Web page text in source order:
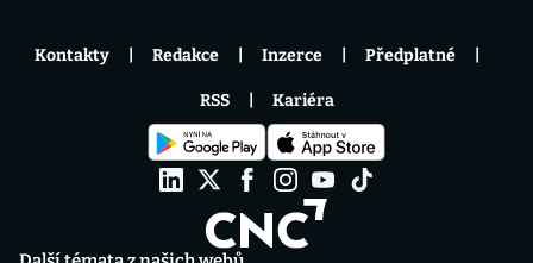
Kontakty Redakce Inzerce Předplatné
RSS Kariéra